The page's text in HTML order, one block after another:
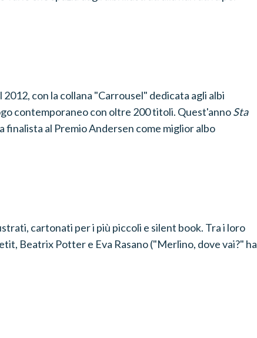
con la collana "Carrousel" dedicata agli albi
contemporaneo con oltre 200 titoli. Quest'annoSta
finalista al Premio Andersen come miglior albo
cartonati per i più piccoli e silent book. Tra i loro
Beatrix Potter e Eva Rasano ("Merlino, dove vai?" ha